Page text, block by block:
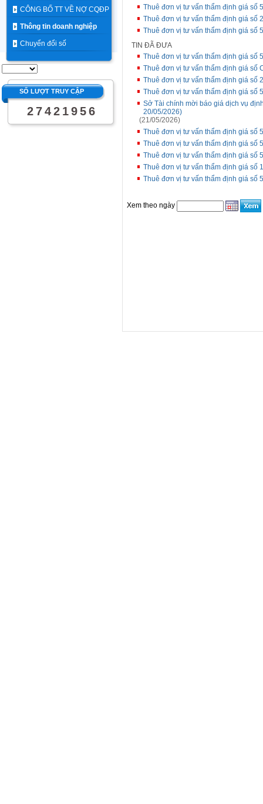
CÔNG BỐ TT VỀ NỢ CQĐP
Thông tin doanh nghiệp
Chuyển đổi số
SỐ LƯỢT TRUY CẬP
2 7 4 2 1 9 5 6
Thuê đơn vị tư vấn thẩm định giá số
Thuê đơn vị tư vấn thẩm định giá số
Thuê đơn vị tư vấn thẩm định giá số
TIN ĐÃ ĐƯA
Thuê đơn vị tư vấn thẩm định giá số
Thuê đơn vị tư vấn thẩm định giá số
Thuê đơn vị tư vấn thẩm định giá số
Thuê đơn vị tư vấn thẩm định giá số
Sở Tài chính mời báo giá dịch vụ
20/05/2026)
(21/05/2026)
Thuê đơn vị tư vấn thẩm định giá số
Thuê đơn vị tư vấn thẩm định giá số
Thuê đơn vị tư vấn thẩm định giá số
Thuê đơn vị tư vấn thẩm định giá số
Thuê đơn vị tư vấn thẩm định giá số
Xem theo ngày